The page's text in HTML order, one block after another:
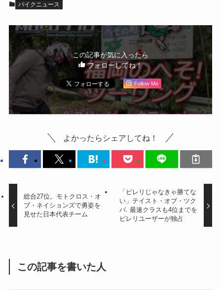
バイクニュース
この記事が気に入ったら
フォローしてね！
Follow Me
よかったらシェアしてね！
総合27位。モトクロス・オ
ブ・ネイションズで勇姿を
見せた日本代表チーム
「ピレリじゃなきゃ勝てな
い」テイスト・オブ・ツク
バ. 最速クラスも4位までを
ピレリユーザーが独占
この記事を書いた人